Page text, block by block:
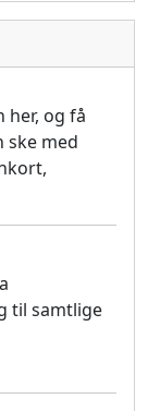
her, og få
ske med
til samtlige